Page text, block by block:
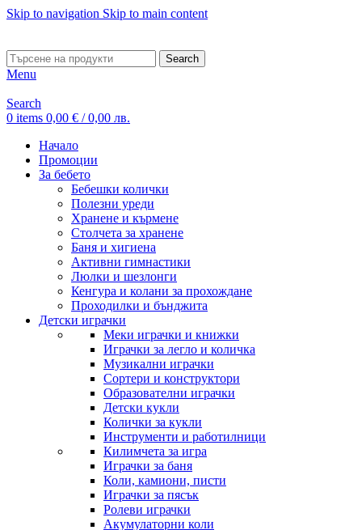
Skip to navigation Skip to main content
Search
Menu
Search
0 items 0,00 € / 0,00 лв.
Начало
Промоции
За бебето
Бебешки колички
Полезни уреди
Хранене и кърмене
Столчета за хранене
Баня и хигиена
Активни гимнастики
Люлки и шезлонги
Кенгура и колани за прохождане
Проходилки и бънджита
Детски играчки
Меки играчки и книжки
Играчки за легло и количка
Музикални играчки
Сортери и конструктори
Образователни играчки
Детски кукли
Колички за кукли
Инструменти и работилници
Килимчета за игра
Играчки за баня
Коли, камиони, писти
Играчки за пясък
Ролеви играчки
Акумулаторни коли